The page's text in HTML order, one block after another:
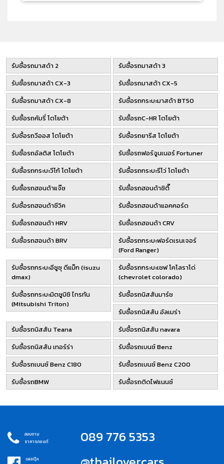
รับซื้อรถมาสด้า 2
รับซื้อรถมาสด้า 3
รับซื้อรถมาสด้า CX-3
รับซื้อรถมาสด้า CX-5
รับซื้อรถมาสด้า CX-8
รับซื้อรถกระบะมาสด้า BT50
รับซื้อรถคัมรี่ โตโยต้า
รับซื้อรถC-HR โตโยต้า
รับซื้อรถวีออส โตโยต้า
รับซื้อรถยารีส โตโยต้า
รับซื้อรถอัลติส โตโยต้า
รับซื้อรถฟอร์จูนเนอร์ Fortuner
รับซื้อรถกระบะวีโก้ โตโยต้า
รับซื้อรถกระบะรีโว่ โตโยต้า
รับซื้อรถฮอนด้าแจ๊ซ
รับซื้อรถฮอนด้าซิตี๊
รับซื้อรถฮอนด้าซีวิค
รับซื้อรถฮอนด้าแอคคอร์ด
รับซื้อรถฮอนด้า HRV
รับซื้อรถฮอนด้า CRV
รับซื้อรถฮอนด้า BRV
รับซื้อรถกระบะฟอร์ดเรนเจอร์
(Ford Ranger)
รับซื้อรถกระบะอีซูซุ ดีแม็ก (isuzu
dmax)
รับซื้อรถกระบะเชฟ โคโลราโด่
(chevrolet colorado)
รับซื้อรถกระบะมิตซูบิชิ ไทรทัน
(Mitsubishi Triton)
รับซื้อรถนิสสันมาร์ช
รับซื้อรถนิสสัน อัลเมร่า
รับซื้อรถนิสสัน Teana
รับซื้อรถนิสสัน navara
รับซื้อรถนิสสัน เทอร์ร่า
รับซื้อรถเบนซ์ Benz
รับซื้อรถเบนซ์ Benz C180
รับซื้อรถเบนซ์ Benz C200
รับซื้อรถBMW
รับซื้อรถติดไฟแนนซ์
สอบถาม
ราคารถยนต์
089 776 5353
เฟสบุ๊ค